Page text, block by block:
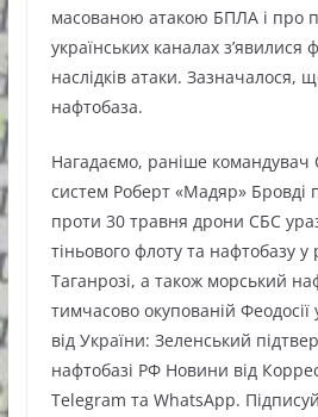
масованою атакою БПЛА і про
українських каналах з’явилися
наслідків атаки. Зазначалося,
нафтобаза.
Нагадаємо, раніше командувач
систем Роберт «Мадяр» Бровді
проти 30 травня дрони СБС
тіньового флоту та нафтобазу у
Таганрозі, а також морський
тимчасово окупованій
від України: Зеленський
нафтобазі РФ Новини від
Telegram та WhatsApp.